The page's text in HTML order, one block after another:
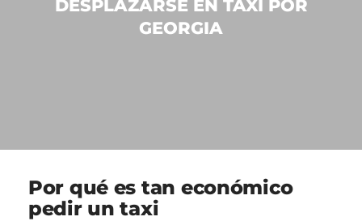
DESPLAZARSE EN TAXI POR
GEORGIA
Por qué es tan económico
pedir un taxi